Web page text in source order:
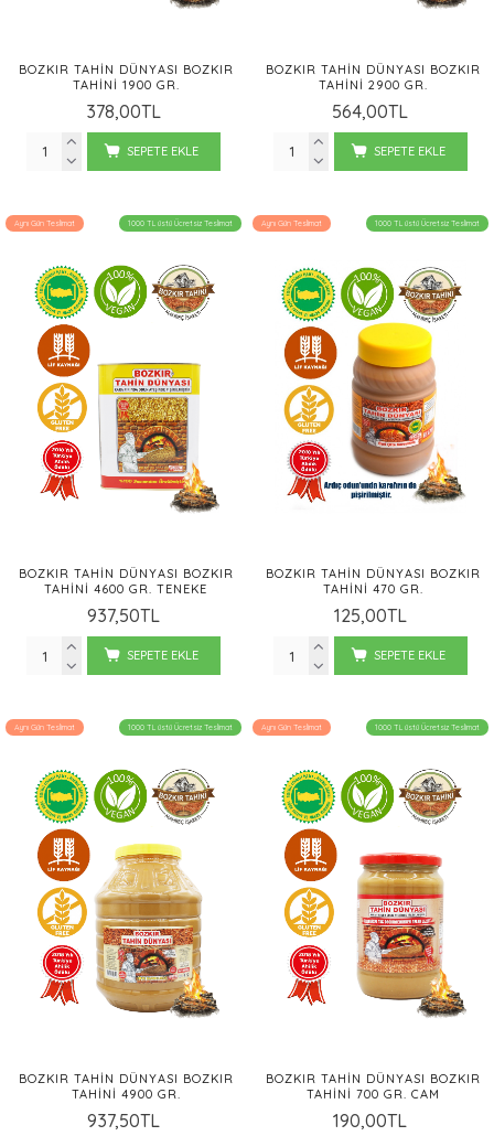
BOZKIR TAHIN DÜNYASI BOZKIR
TAHINI 1900 GR.
378,00TL
SEPETE EKLE
BOZKIR TAHIN DÜNYASI BOZKIR
TAHINI 2900 GR.
564,00TL
SEPETE EKLE
Aynı Gün Teslimat 1000 TL üstü Ücretsiz Teslimat
BOZKIR TAHIN DÜNYASI BOZKIR
TAHINI 4600 GR. TENEKE
937,50TL
SEPETE EKLE
Aynı Gün Teslimat 1000 TL üstü Ücretsiz Teslimat
BOZKIR TAHIN DÜNYASI BOZKIR
TAHINI 470 GR.
125,00TL
SEPETE EKLE
Aynı Gün Teslimat 1000 TL üstü Ücretsiz Teslimat
BOZKIR TAHIN DÜNYASI BOZKIR
TAHINI 4900 GR.
937,50TL
Aynı Gün Teslimat 1000 TL üstü Ücretsiz Teslimat
BOZKIR TAHIN DÜNYASI BOZKIR
TAHINI 700 GR. CAM
190,00TL